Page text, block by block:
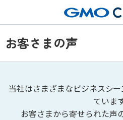
お客さまの声
当社はさまざまなビジネスシ
ています
お客さまから寄せられた声